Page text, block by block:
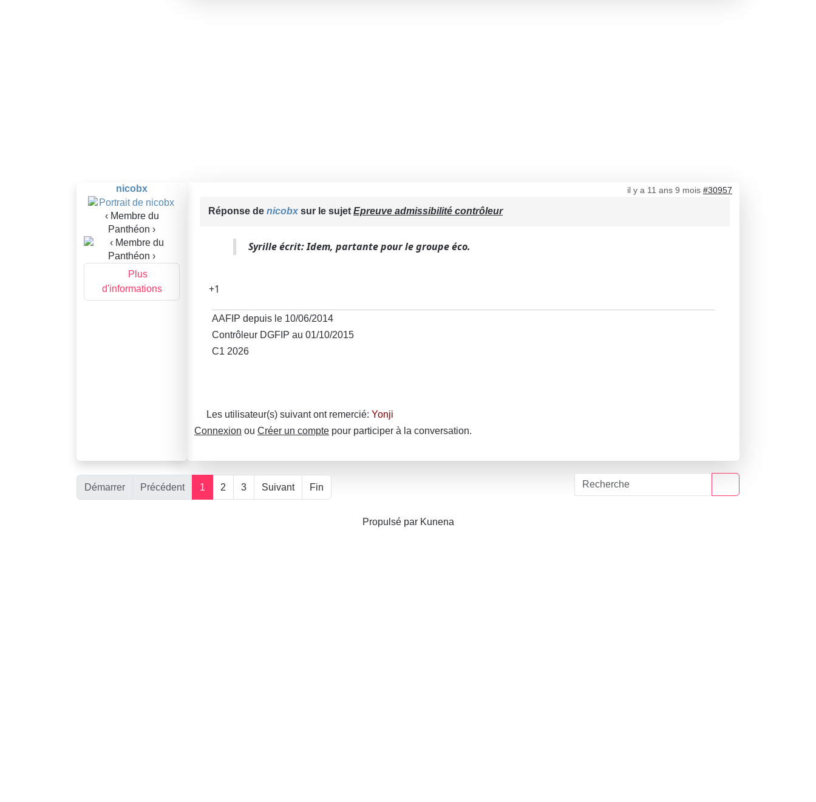
nicobx
‹ Membre du
Panthéon ›
Plus
d'informations
il y a 11 ans 9 mois #30957
Réponse de nicobx sur le sujet Epreuve admissibilité contrôleur
Syrille écrit: Idem, partante pour le groupe éco.
+1
AAFIP depuis le 10/06/2014
Contrôleur DGFIP au 01/10/2015
C1 2026
Les utilisateur(s) suivant ont remercié: Yonji
Connexion ou Créer un compte pour participer à la conversation.
Démarrer Précédent 1 2 3 Suivant Fin
Propulsé par Kunena